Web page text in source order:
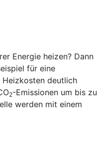
Energie heizen? Dann
für eine
Heizkosten deutlich
2-Emissionen um bis zu
werden mit einem